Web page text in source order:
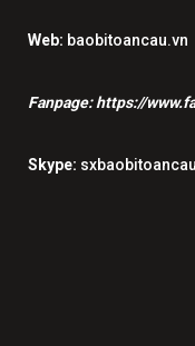
Web: baobitoancau.vn
Fanpage:https://
Skype: sxbaobitoancau